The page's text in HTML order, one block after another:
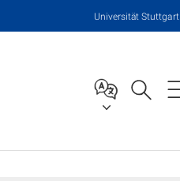
Universität Stuttgart